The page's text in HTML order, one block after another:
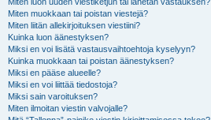
Miten muokkaan tai poistan viestejä?
Miten liitän allekirjoituksen viestiini?
Kuinka luon äänestyksen?
Miksi en voi lisätä vastausvaihtoehtoja kyselyyn?
Kuinka muokkaan tai poistan äänestyksen?
Miksi en pääse alueelle?
Miksi en voi liittää tiedostoja?
Miksi sain varoituksen?
Miten ilmoitan viestin valvojalle?